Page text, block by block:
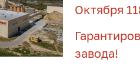
Октября
завода!